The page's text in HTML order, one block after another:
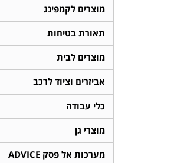
מוצרים לקמפינג
תאורת בטיחות
מוצרים לבית
אביזרים וציוד לרכב
כלי עבודה
מוצרי גן
מערכות אל פסק ADVICE